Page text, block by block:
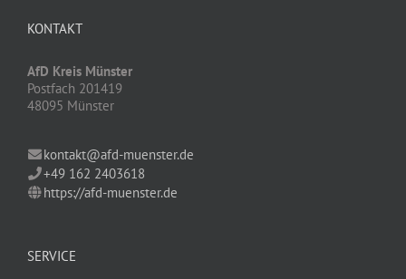
KONTAKT
AfD Kreis Münster
Postfach 201419
48095 Münster
kontakt@afd-muenster.de
+49 162 2403618
https://afd-muenster.de
SERVICE